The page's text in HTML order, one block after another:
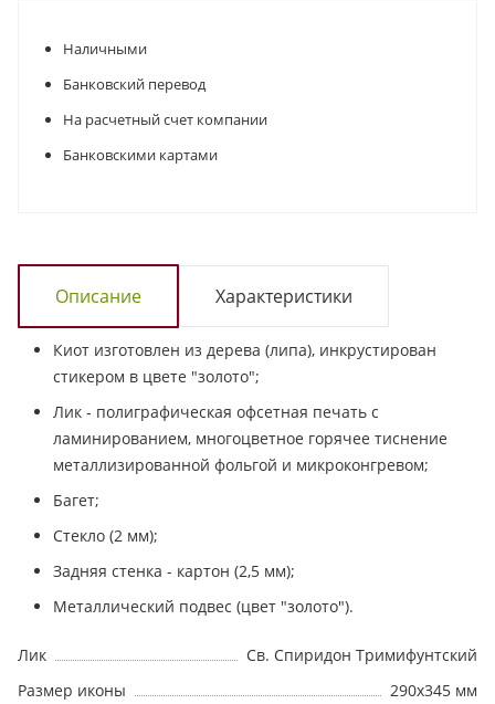
Наличными
Банковский перевод
На расчетный счет компании
Банковскими картами
Описание Характеристики
Киот изготовлен из дерева (липа), инкрустирован
стикером в цвете "золото";
Лик - полиграфическая офсетная печать с
ламинированием, многоцветное горячее тиснение
металлизированной фольгой и микроконгревом;
Багет;
Стекло (2 мм);
Задняя стенка - картон (2,5 мм);
Металлический подвес (цвет "золото").
Лик
Св. Спиридон Тримифунтский
Размер иконы
290х345 мм